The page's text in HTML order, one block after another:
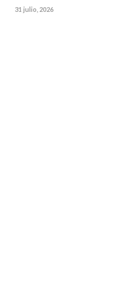
31 julio, 2026